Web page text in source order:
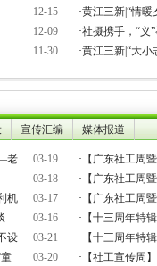
12-15
12-09
11-30
·黄江三新|“情
·社摄携手，“
·黄江三新|“大小
宣传汇编 媒体报道
03-19
老
03-18
03-17
机
03-16
03-21
设
03-20
· 【广东社工周
· 【广东社工周
· 【广东社工周
· 【十三周年特
· 【十三周年特
· 【社工宣传周